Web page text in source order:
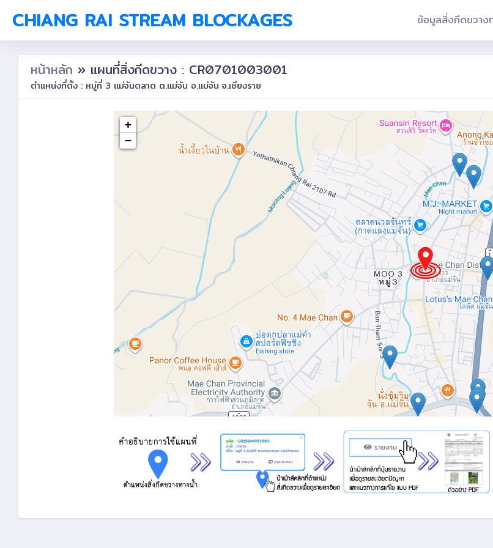
CHIANG RAI STREAM BLOCKAGES ข้อมูลสิ่งกีดขวาง
หน้าหลัก » แผนที่สิ่งกีดขวาง : CR0701003001
ตำแหน่งที่ตั้ง : หมู่ที่ 3 แม่จันตลาด ต.แม่จัน อ.แม่จัน จ.เชียงราย
+
−